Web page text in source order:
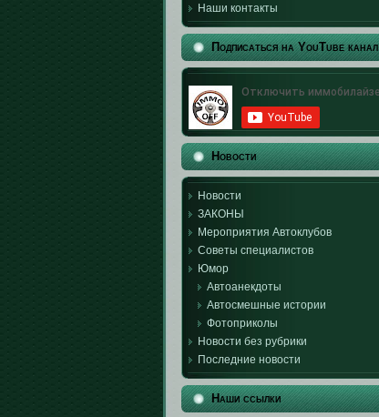
Наши контакты
Подписаться на YouTube канал
Новости
Новости
ЗАКОНЫ
Мероприятия Автоклубов
Советы специалистов
Юмор
Автоанекдоты
Автосмешные истории
Фотоприколы
Новости без рубрики
Последние новости
Наши ссылки